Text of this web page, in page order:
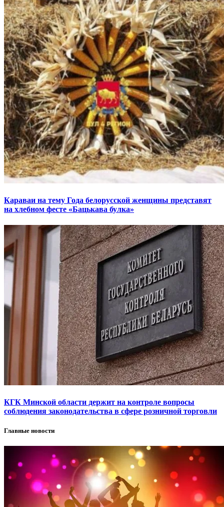
Караваи на тему Года белорусской женщины представят
на хлебном фесте «Бацькава булка»
КГК Минской области держит на контроле вопросы
соблюдения законодательства в сфере розничной торговли
Главные новости